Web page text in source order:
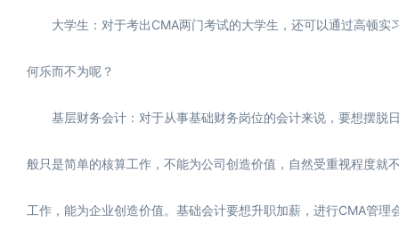
大学生：对于考出CMA两门考试的大学生，还可以通过高顿实
何乐而不为呢？
基层财务会计：对于从事基础财务岗位的会计来说，要想摆脱
般只是简单的核算工作，不能为公司创造价值，自然受重视程度
工作，能为企业创造价值。基础会计要想升职加薪，进行CMA管理